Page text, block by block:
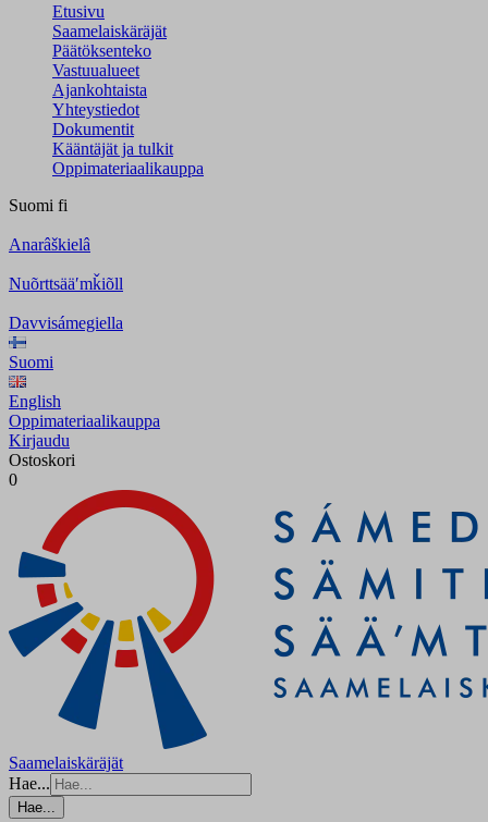
Etusivu
Saamelaiskäräjät
Päätöksenteko
Vastuualueet
Ajankohtaista
Yhteystiedot
Dokumentit
Kääntäjät ja tulkit
Oppimateriaalikauppa
Suomi fi
Anarâškielâ
Nuõrttsääʹmǩiõll
Davvisámegiella
Suomi
English
Oppimateriaalikauppa
Kirjaudu
Ostoskori
0
Saamelaiskäräjät
Hae...
Hae...